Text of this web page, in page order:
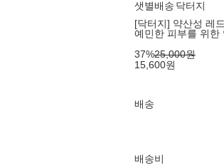
샛별배송 닥터지
[닥터지] 약산성 레
예민한 피부를 위한
37%25,000원
15,600원
배송
배송비